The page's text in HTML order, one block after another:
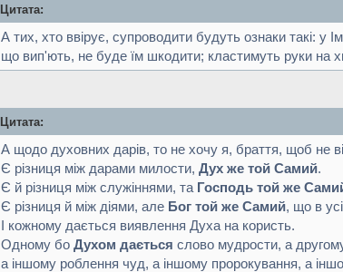
Цитата:
А тих, хто ввірує, супроводити будуть ознаки такі: у
що вип'ють, не буде їм шкодити; кластимуть руки на
Цитата:
А щодо духовних дарів, то не хочу я, браття, щоб не
Є різниця між дарами милости, Дух же той Самий.
Є й різниця між служіннями, та Господь той же
Є різниця й між діями, але Бог той же Самий, що в
І кожному дається виявлення Духа на користь.
Одному бо Духом дається слово мудрости, а
а іншому роблення чуд, а іншому пророкування, а